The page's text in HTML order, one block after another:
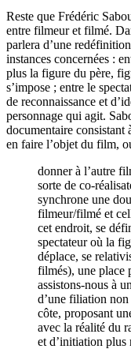
Reste que Frédéric
entre filmeur et filmé.
parlera d’une
instances concernées :
plus la figure du père,
s’impose ; entre le
de reconnaissance et
personnage qui agit.
documentaire
en faire l’objet du film,
donner à l’autre
sorte de co-
synchrone une
filmeur/filmé et
cet endroit, se
spectateur où la
déplace, se
filmés), une place
assistons-nous à
d’une filiation non
côte, proposant
avec la réalité du
et d’initiation plus